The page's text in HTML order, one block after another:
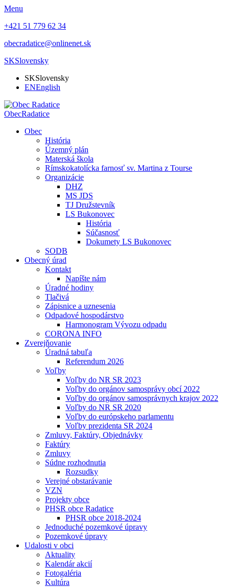
Menu
+421 51 779 62 34
obecradatice@onlinenet.sk
SKSlovensky
SKSlovensky
ENEnglish
ObecRadatice
Obec
História
Územný plán
Materská škola
Rímskokatolícka farnosť sv. Martina z Tourse
Organizácie
DHZ
MS JDS
TJ Družstevník
LS Bukonovec
História
Súčasnosť
Dokumety LS Bukonovec
SODB
Obecný úrad
Kontakt
Napíšte nám
Úradné hodiny
Tlačivá
Zápisnice a uznesenia
Odpadové hospodárstvo
Harmonogram Vývozu odpadu
CORONA INFO
Zverejňovanie
Úradná tabuľa
Referendum 2026
Voľby
Voľby do NR SR 2023
Voľby do orgánov samosprávy obcí 2022
Voľby do orgánov samosprávnych krajov 2022
Voľby do NR SR 2020
Voľby do európskeho parlamentu
Voľby prezidenta SR 2024
Zmluvy, Faktúry, Objednávky
Faktúry
Zmluvy
Súdne rozhodnutia
Rozsudky
Verejné obstarávanie
VZN
Projekty obce
PHSR obce Radatice
PHSR obce 2018-2024
Jednoduché pozemkové úpravy
Pozemkové úpravy
Udalosti v obci
Aktuality
Kalendár akcií
Fotogaléria
Kultúra